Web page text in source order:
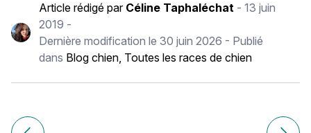
Article rédigé par Céline Taphaléchat -13 juin
2019 -
Dernière modification le30 juin 2026 - Publié
dans Blog chien, Toutes les races de chien
Navigation